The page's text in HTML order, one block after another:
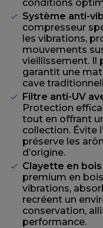
conditions
Système anti-
compresseur
les vibrations,
mouvements
vieillissement. Il
garantit une
cave
Filtre anti-UV
Protection
tout en offrant
collection. Évite
préserve les
d’origine.
Clayette en
premium en
vibrations,
recréent un
conservation,
performance.